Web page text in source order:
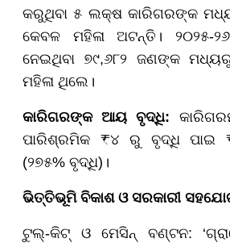
କରୁଥିବା ୫ ଲକ୍ଷ କାରିଗରଙ୍କ
କେବଳ ମହିଳା ଅଟନ୍ତି। ୨୦୨୫-
ନେଇଥିବା ୭୯,୬୮୨ ଜଣଙ୍କ
ମହିଳା ଥିଲେ।
କାରିଗରଙ୍କ ଆୟ ବୃଦ୍ଧି:
ପାରିଶ୍ରମିକ ₹୪ ରୁ ବୃଦ୍ଧି ପାଇ
(୨୭୫% ବୃଦ୍ଧି)।
ଭିତ୍ତିଭୂମି ବିକାଶ ଓ ସରକାରୀ
ଟୁଲ୍-କିଟ୍ ଓ ମେସିନ୍ ବଣ୍ଟନ: